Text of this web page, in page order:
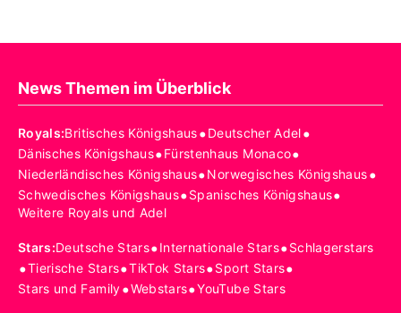
News Themen im Überblick
Royals:Britisches Königshaus•Deutscher Adel•
Dänisches Königshaus•Fürstenhaus Monaco•
Niederländisches Königshaus•Norwegisches Königshaus•
Schwedisches Königshaus•Spanisches Königshaus•
Weitere Royals und Adel
Stars:Deutsche Stars•Internationale Stars•Schlagerstars
•Tierische Stars•TikTok Stars•Sport Stars•
Stars und Family•Webstars•YouTube Stars